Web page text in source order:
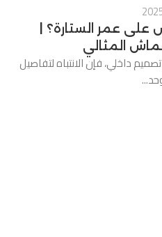
عمر الستارة؟ |
المثالي
داخلي، فإن الانتباه لتفاصيل